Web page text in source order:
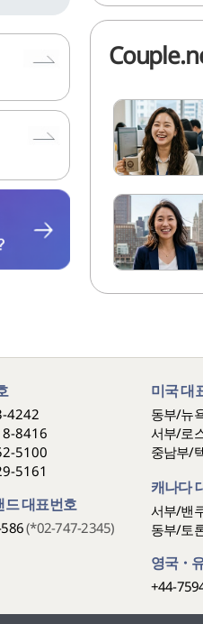
4242
8416
5100
5161
드 대표번호
(*02-747-2345)
미국 대
동부/뉴
서부/로
중남부/
캐나다
서부/밴
동부/토
영국・
+44-